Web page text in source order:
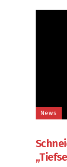
News